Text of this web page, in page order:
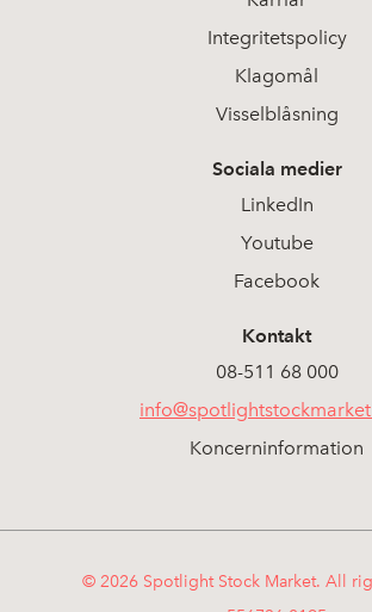
Integritetspolicy
Klagomål
Visselblåsning
Sociala medier
LinkedIn
Youtube
Facebook
Kontakt
08-511 68 000
Koncerninformation
© 2026 Spotlight Stock Market. All